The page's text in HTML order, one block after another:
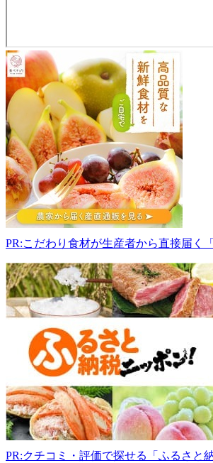
道
塚
農
園
044-
0071
北
海
道
虻
田
郡
倶
知
安
町
寒
別
29-
0136-
www.mitizukanouen.com
9:00-
17:00
PR:こだわり食材が生産者から直接届く
PR:クチコミ・評価で探せる「ふるさと